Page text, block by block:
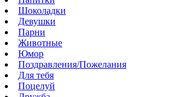
Шоколадки
Девушки
Парни
Животные
Юмор
Поздравления/Пожелания
Для тебя
Поцелуй